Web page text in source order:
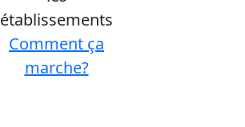
établissements
Comment ça
marche?